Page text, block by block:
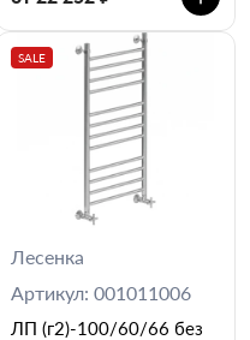
SALE
Лесенка
Артикул: 001011006
ЛП (г2)-100/60/66 без